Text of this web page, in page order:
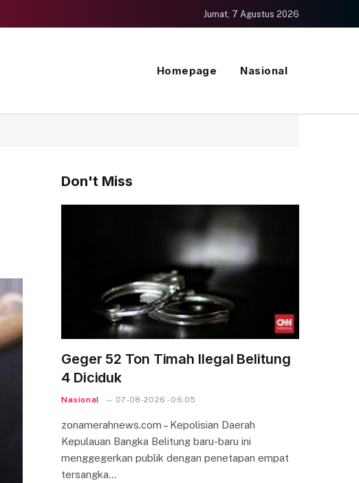
Jumat, 7 Agustus 2026
Homepage Nasional
Don't Miss
Geger 52 Ton Timah Ilegal Belitung
4 Diciduk
Nasional 07-08-2026 - 06.05
zonamerahnews.com – Kepolisian Daerah
Kepulauan Bangka Belitung baru-baru ini
menggegerkan publik dengan penetapan empat
tersangka…